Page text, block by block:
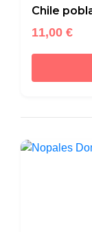
Chile
11,00 €